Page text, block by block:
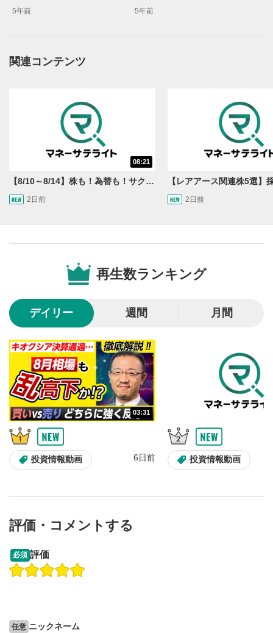
動画再生エリアにマウスを乗せると表示されます。
動画を再生または一時停止します。
10秒戻し/10秒送り
10秒、動画を巻き戻し/早送りします。
再生位置を示しています。再生したい位置をクリック
するとその位置から動画が再生されます。
スライダーを上下すると音量が調整できます。
全画面表示
動画が全画面で表示されます。再度クリックすると元
のサイズに戻ります。
5年前 5年前
関連コンテンツ
08:21
【8/10～8/14】株も！為替も！サクッと！来週のマーケット見通し＜Next View＞
2日前 2日前
再生数ランキング
デイリー 週間 月間
03:31
投資情報動画 6日前 投資情報動画
操作説明動画
評価・コメントする
必須 評価
任意 ニックネーム